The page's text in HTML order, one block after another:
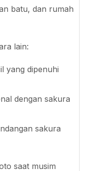
batu, dan rumah
lain:
yang dipenuhi
dengan sakura
sakura
saat musim